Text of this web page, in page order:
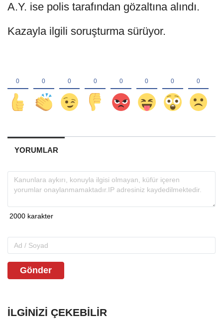
A.Y. ise polis tarafından gözaltına alındı.
Kazayla ilgili soruşturma sürüyor.
YORUMLAR
Gönder
İLGINIZI ÇEKEBILIR